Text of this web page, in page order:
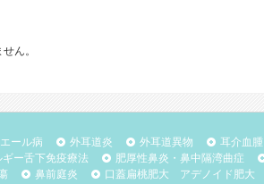
ん。
ール病 外耳道炎 外耳道異物 耳介血腫
ギー舌下免疫療法 肥厚性鼻炎・鼻中隔湾曲症
鼻前庭炎 口蓋扁桃肥大 アデノイド肥大